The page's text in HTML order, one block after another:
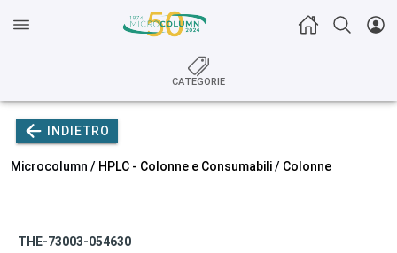
CATEGORIE
INDIETRO
Microcolumn / HPLC - Colonne e Consumabili/ Colonne
THE-73003-054630